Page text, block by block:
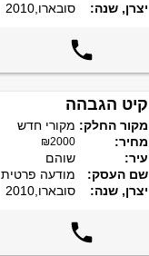
יצרן, שנה:
סובארו,2010

קיט הגבהה
מקור החלק: מקורי חדש
מחיר:
₪2000
עיר:
שוהם
שם העסק:
מודעה פרטית
יצרן, שנה:
סובארו,2010
